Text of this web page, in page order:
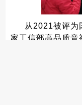
从2021被评为
家工信部高品质音